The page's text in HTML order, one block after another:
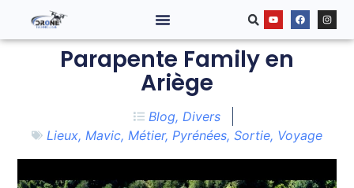
Parapente Family en
Ariège
Blog, Divers
Lieux, Mavic, Métier, Pyrénées, Sortie, Voyage